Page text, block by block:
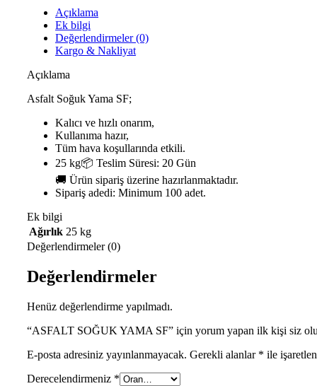
Açıklama
Ek bilgi
Değerlendirmeler (0)
Kargo & Nakliyat
Açıklama
Asfalt Soğuk Yama SF;
Kalıcı ve hızlı onarım,
Kullanıma hazır,
Tüm hava koşullarında etkili.
25 kg📦 Teslim Süresi: 20 Gün
🚚 Ürün sipariş üzerine hazırlanmaktadır.
Sipariş adedi: Minimum 100 adet.
Ek bilgi
Ağırlık 25 kg
Değerlendirmeler (0)
Değerlendirmeler
Henüz değerlendirme yapılmadı.
“ASFALT SOĞUK YAMA SF” için yorum yapan ilk kişi siz
E-posta adresiniz yayınlanmayacak. Gerekli alanlar * ile
Derecelendirmeniz *